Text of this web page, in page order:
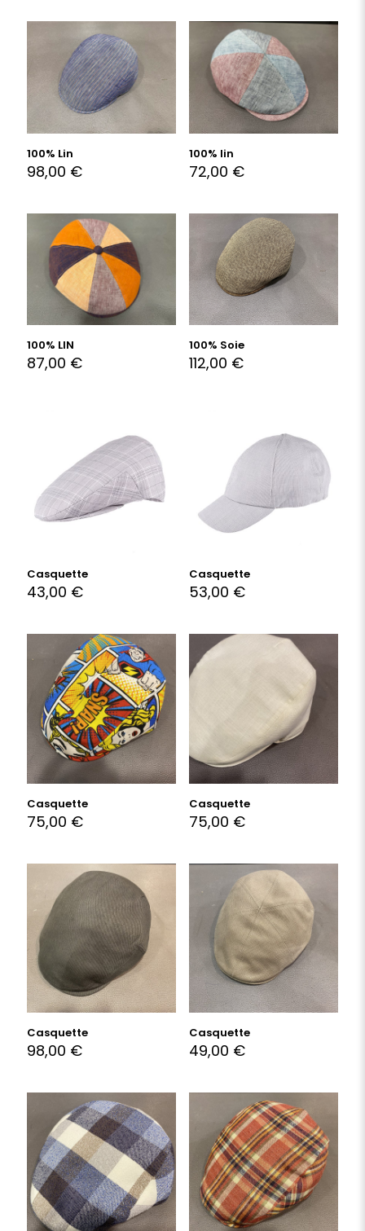
100% Lin
98,00 €
100% lin
72,00 €
100% LIN
87,00 €
100% Soie
112,00 €
Casquette
43,00 €
Casquette
53,00 €
Casquette
75,00 €
Casquette
75,00 €
Casquette
98,00 €
Casquette
49,00 €